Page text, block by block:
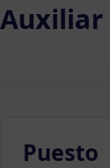
Auxiliar
Puesto